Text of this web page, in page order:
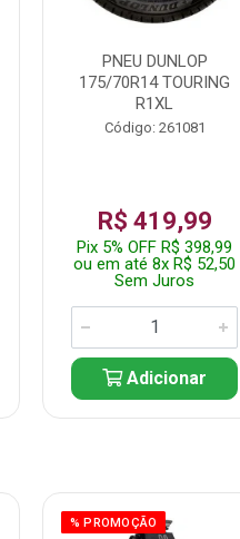
PNEU DUNLOP
175/70R14 TOURING
R1XL
Código: 261081
R$ 419,99
Pix 5% OFF R$ 398,99
ou em até 8x R$ 52,50
Sem Juros
Adicionar
% PROMOÇÃO